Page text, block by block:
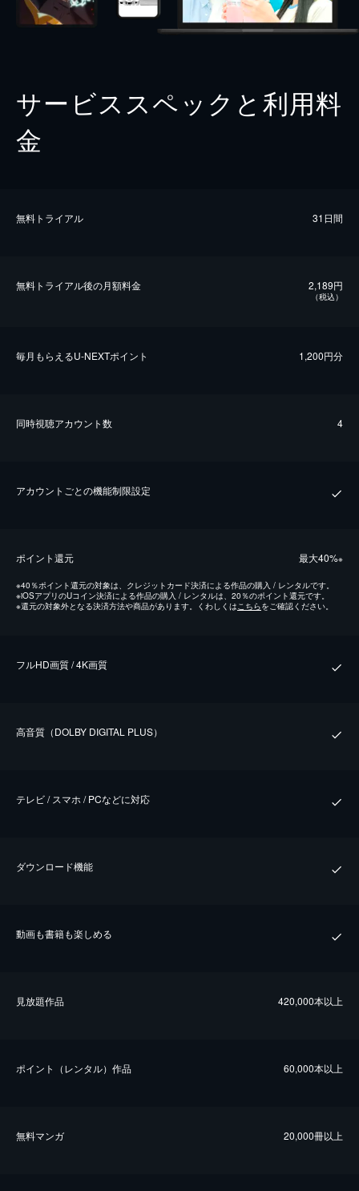
サービススペックと利用料
金
無料トライアル 31日間
無料トライアル後の⽉額料金 2,189円
（税込）
毎⽉もらえるU-NEXTポイント 1,200円分
同時視聴アカウント数 4
アカウントごとの機能制限設定
ポイント還元 最⼤40%※
※40％ポイント還元の対象は、クレジットカード決済による作品の購入 / レンタルです。
※iOSアプリのUコイン決済による作品の購入 / レンタルは、20％のポイント還元です。
※還元の対象外となる決済方法や商品があります。くわしくは こちらをご確認ください。
フルHD画質 / 4K画質
⾼⾳質（DOLBY DIGITAL PLUS）
テレビ / スマホ / PCなどに対応
ダウンロード機能
動画も書籍も楽しめる
⾒放題作品 420,000本以上
ポイント（レンタル）作品 60,000本以上
無料マンガ 20,000冊以上